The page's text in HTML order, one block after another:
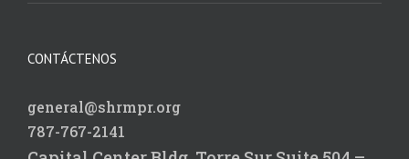
CONTÁCTENOS
general@shrmpr.org
787-767-2141